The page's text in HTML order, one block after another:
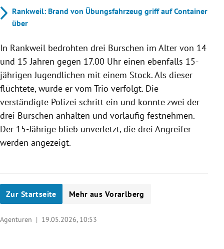
Rankweil: Brand von Übungsfahrzeug griff auf Container
über
In Rankweil bedrohten drei Burschen im Alter von 14
und 15 Jahren gegen 17.00 Uhr einen ebenfalls 15-
jährigen Jugendlichen mit einem Stock. Als dieser
flüchtete, wurde er vom Trio verfolgt. Die
verständigte Polizei schritt ein und konnte zwei der
drei Burschen anhalten und vorläufig festnehmen.
Der 15-Jährige blieb unverletzt, die drei Angreifer
werden angezeigt.
Zur Startseite Mehr aus Vorarlberg
Agenturen | 19.05.2026, 10:53